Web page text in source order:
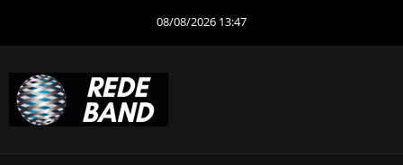
08/08/2026 13:47